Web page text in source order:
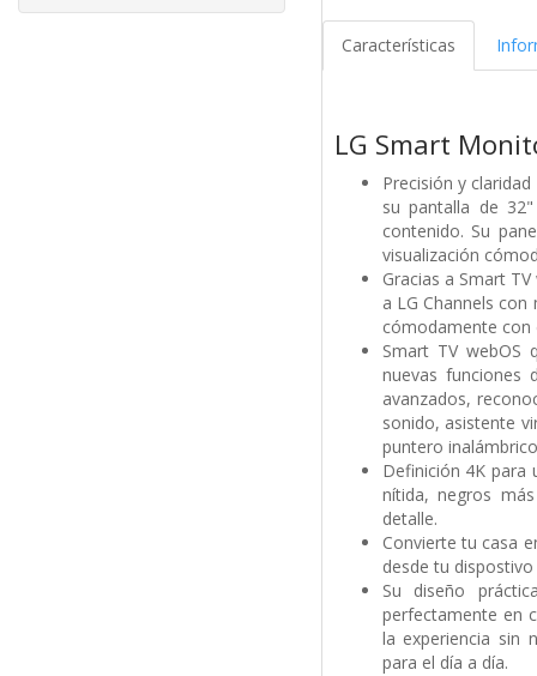
Características
LG Smart
Precisión y
su pantalla de
contenido. Su
visualización
Gracias a Smart
a LG Channels
cómodamente con
Smart TV webOS
nuevas funciones
avanzados,
sonido, asistente
puntero
Definición 4K para
nítida, negros
detalle.
Convierte tu casa
desde tu
Su diseño
perfectamente en
la experiencia sin
para el día a día.